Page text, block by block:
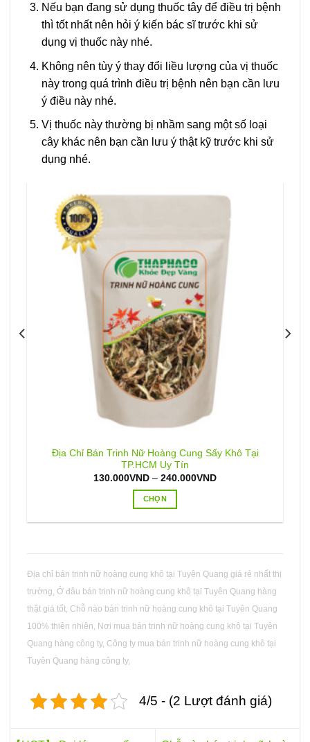
Nếu bạn đang sử dụng thuốc tây để điều trị bệnh
thì tốt nhất nên hỏi ý kiến bác sĩ trước khi sử
dụng vị thuốc này nhé.
Không nên tùy ý thay đổi liều lượng của vị thuốc
này trong quá trình điều trị bệnh nên bạn cần lưu
ý điều này nhé.
Vị thuốc này thường bị nhầm sang một số loại
cây khác nên bạn cần lưu ý thật kỹ trước khi sử
dụng nhé.
Địa Chỉ Bán Trinh Nữ Hoàng Cung Sấy Khô Tại
TP.HCM Uy Tín
130.000VND – 240.000VNDKhoảng
240.000VND
CHỌN
nhiều
biến
thể.
tùy
chọn
chọn
Địa chỉ bán trinh nữ hoàng cung khô tại Tuyên Quang giá rẻ nhất thị
trường, Ở đâu bán trinh nữ hoàng cung khô tại Tuyên Quang hàng
thật giá tốt, Chỗ nào bán trinh nữ hoàng cung khô tại Tuyên Quang
100% thiên nhiên, Nơi mua bán trinh nữ hoàng cung khô tại Tuyên
Quang hàng công ty, Công ty mua bán trinh nữ hoàng cung khô tại
Tuyên Quang hàng công ty,
4/5 - (2 Lượt đánh giá)